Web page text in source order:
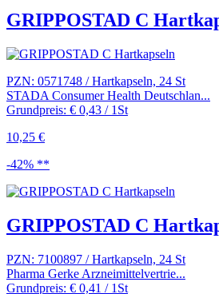
GRIPPOSTAD C
PZN: 0571748 / Hartkapseln, 24 St
STADA Consumer Health Deutschlan...
Grundpreis: € 0,43 / 1St
10,25 €
-42% **
GRIPPOSTAD C
PZN: 7100897 / Hartkapseln, 24 St
Pharma Gerke Arzneimittelvertrie...
Grundpreis: € 0,41 / 1St